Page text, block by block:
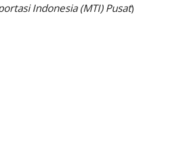
Indonesia (MTI) Pusat)